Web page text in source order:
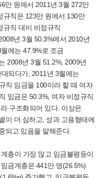
만 원에서 2011년 3월 272만
규직은 123만 원에서 130만
규직 대비 비정규직
년 3월 50.3%에서 2010년
에는 47.9%로 조금
2008년 3월 51.2%, 2009년
되다가, 2011년 3월에는
직 임금을 100이라 할 때 여자
임금은 50.3%, 여자 비정규직
구조화되어 있다. 이상은
이 더 심하고, 성과 고용형태에
되고 있음을 말해준다.
층이 가장 많고 임금불평등이
금계층은 441만 명(26.5%)